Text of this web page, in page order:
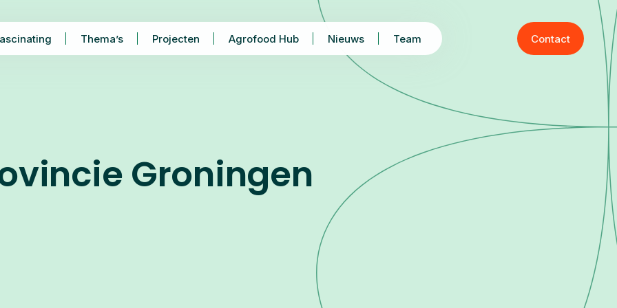
Thema’s Projecten Agrofood Hub Nieuws Team Contact
Groningen